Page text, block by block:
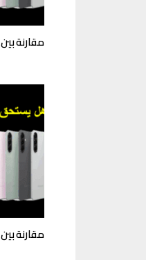
مقارنة بين Galaxy S20 FE وS21 هل لا يزال FE خيارًا جيدًا
مقارنة بين Galaxy S22 وS21 هل يستحق الترقية